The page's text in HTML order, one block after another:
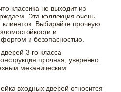
классика не выходит из
Эта коллекция очень
Выбирайте прочную
и
и безопасностью.
3-го класса
прочная, уверенно
механическим
входных дверей относится